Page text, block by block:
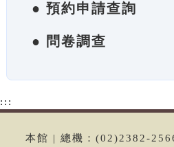
● 預約申請查詢
● 問卷調查
:::
本館 | 總機：(02)2382-